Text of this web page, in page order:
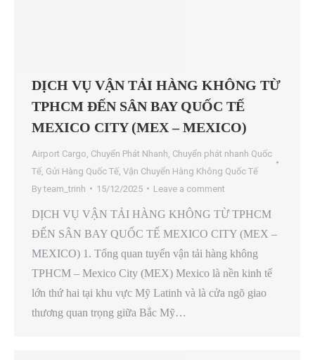
DỊCH VỤ VẬN TẢI HÀNG KHÔNG TỪ
TPHCM ĐẾN SÂN BAY QUỐC TẾ
MEXICO CITY (MEX – MEXICO)
Airport Cargo Chuyển Phát Nhanh Chuyển phát nhanh Quốc
Tế Gửi Hàng Quốc Tế Vận Chuyển Hàng Không Quốc Tế
Byteam_trinh 15/12/2025 Leave a comment
DỊCH VỤ VẬN TẢI HÀNG KHÔNG TỪ TPHCM
ĐẾN SÂN BAY QUỐC TẾ MEXICO CITY (MEX –
MEXICO) 1. Tổng quan tuyến vận tải hàng không
TPHCM – Mexico City (MEX) Mexico là nền kinh tế
lớn thứ hai tại khu vực Mỹ Latinh và là cửa ngõ giao
thương quan trọng giữa Bắc Mỹ…